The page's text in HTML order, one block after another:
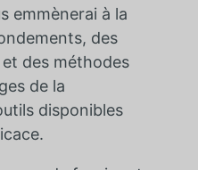
emmènerai à la
des
des méthodes
de la
disponibles